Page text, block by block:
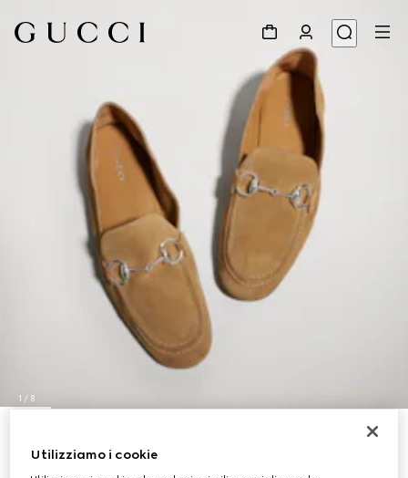
1 / 8
€ 820
Variante suede beige
Utilizziamo i cookie